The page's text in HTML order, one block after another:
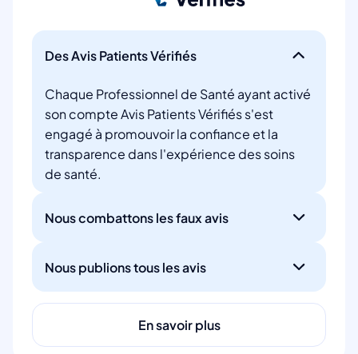
Des Avis Patients Vérifiés
Chaque Professionnel de Santé ayant activé
son compte Avis Patients Vérifiés s'est
engagé à promouvoir la confiance et la
transparence dans l'expérience des soins
de santé.
Nous combattons les faux avis
Nous publions tous les avis
En savoir plus